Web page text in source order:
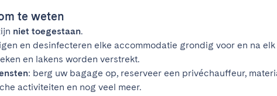
te weten
niet toegestaan.
en desinfecteren elke accommodatie grondig voor en na
en lakens worden verstrekt.
: berg uw bagage op, reserveer een privéchauffeur,
activiteiten en nog veel meer.